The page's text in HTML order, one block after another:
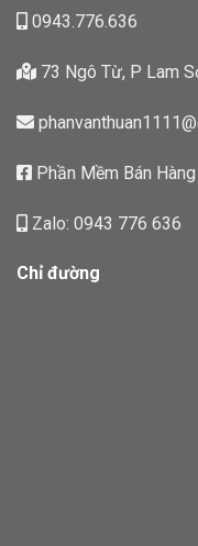
0943.776.636
73 Ngô Từ, P Lam
Phần Mềm Bán
Zalo: 0943 776 636
Chỉ đường